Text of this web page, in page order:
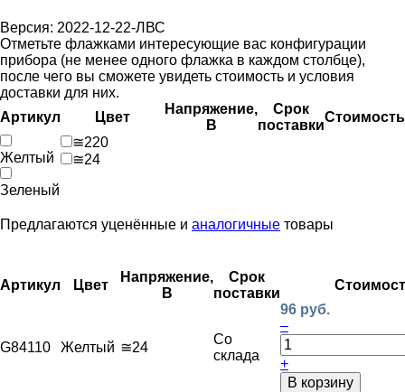
Версия: 2022-12-22-ЛВС
Отметьте флажками интересующие вас конфигурации
прибора (не менее одного флажка в каждом столбце),
после чего вы сможете увидеть стоимость и условия
доставки для них.
Артикул
Цвет
Напряжение,
В
Срок
поставки
Стоимость
Желтый
Зеленый
≅220
≅24
Предлагаются уценённые и аналогичные товары
Артикул Цвет
Напряжение,
В
Срок
поставки
G84110 Желтый ≅24
Со
склада
96 руб.
–
+
В корзину